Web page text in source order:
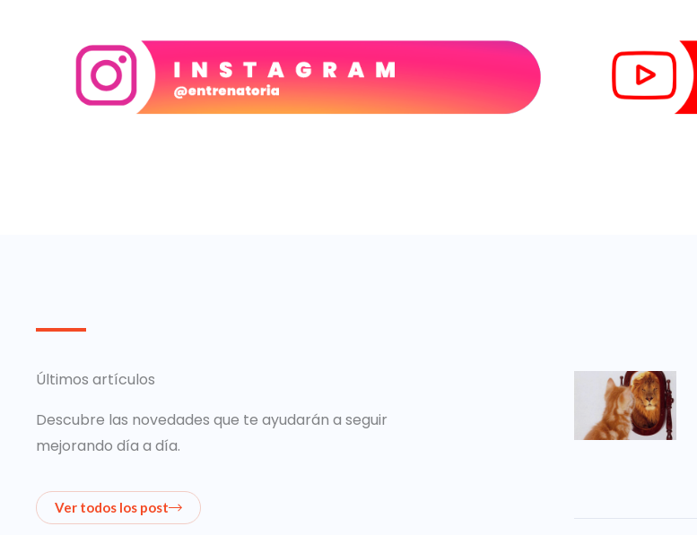
Últimos artículos
Descubre las novedades que te ayudarán a seguir
mejorando día a día.
Ver todos los post